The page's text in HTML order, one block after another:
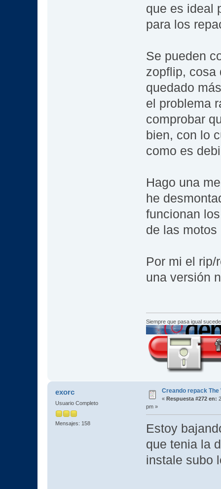
que es ideal
para los
Se pueden
zopflip, cosa
quedado
el problema
comprobar
bien, con lo
como es
Hago una
he
funcionan
de las motos
Por mi el rip/
una versión
Siempre que pasa igual
exorc
Usuario Completo
Mensajes: 158
Creando repack The
« Respuesta #272 en:
pm »
Estoy
que tenia la
instale subo